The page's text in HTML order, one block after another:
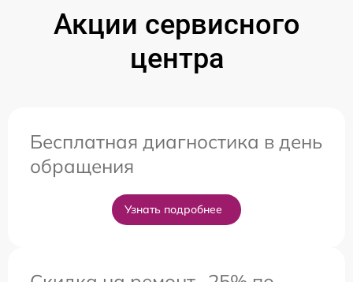
Акции сервисного
центра
Бесплатная диагностика в день
обращения
Узнать подробнее